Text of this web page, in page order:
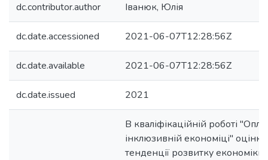
dc.contributor.author Іванюк, Юлія
dc.date.accessioned 2021-06-07T12:28:56Z
dc.date.available 2021-06-07T12:28:56Z
dc.date.issued 2021
В кваліфікаційній роботі
інклюзивній економіці"
тенденції розвитку